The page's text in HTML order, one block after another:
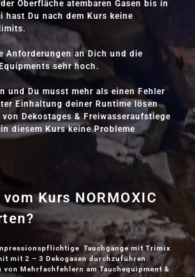
Oberfläche atembaren Gasen bis in
hast Du nach dem Kurs keine
Anforderungen an Dich und die
sehr hoch.
und Du musst mehr als einen Fehler
Einhaltung deiner Runtime lösen
Dekostages & Freiwasseraufstiege
diesem Kurs keine Probleme
Kurs NORMOXIC
Tauchgänge mit Trimix
mit 2 – 3 Dekogasen durchzuführen
von Mehrfachfehlern am Tauchequipment &